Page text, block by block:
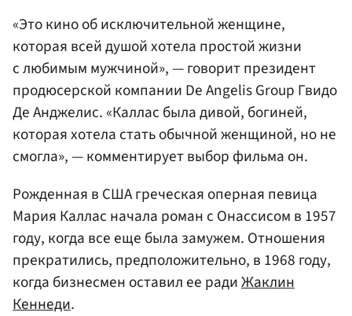
«Это кино об исключительной женщине,
которая всей душой хотела простой жизни
с любимым мужчиной», — говорит президент
продюсерской компании De Angelis Group Гвидо
Де Анджелис. «Каллас была дивой, богиней,
которая хотела стать обычной женщиной, но не
смогла», — комментирует выбор фильма он.
Рожденная в США греческая оперная певица
Мария Каллас начала роман с Онассисом в 1957
году, когда все еще была замужем. Отношения
прекратились, предположительно, в 1968 году,
когда бизнесмен оставил ее радиЖаклин
Кеннеди.